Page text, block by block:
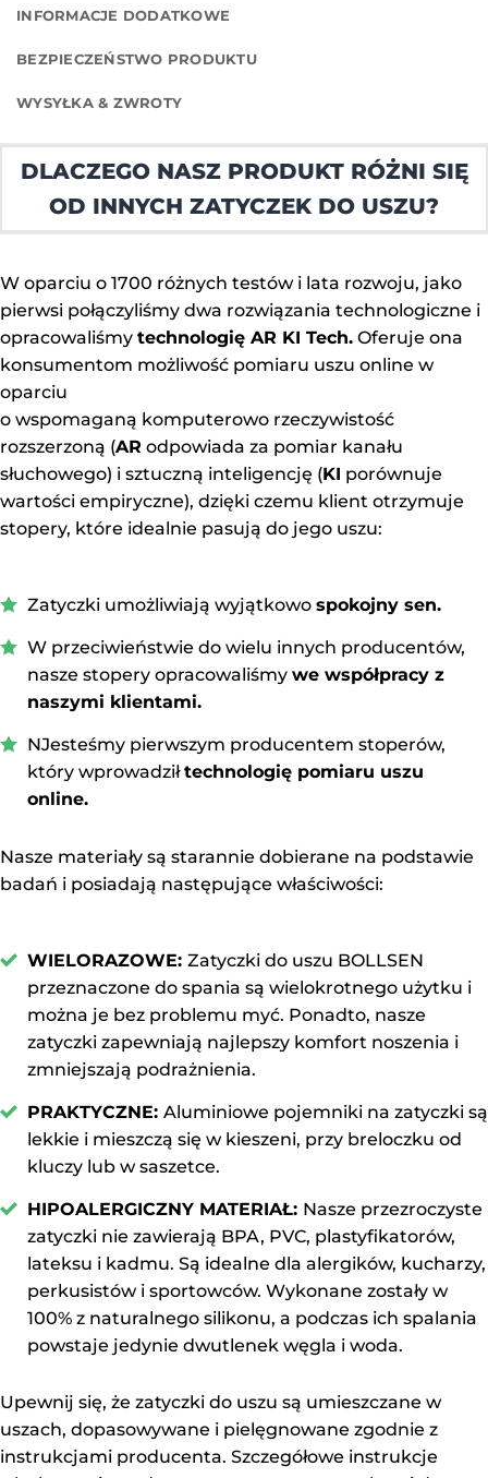
INFORMACJE DODATKOWE
BEZPIECZEŃSTWO PRODUKTU
WYSYŁKA & ZWROTY
DLACZEGO NASZ PRODUKT RÓŻNI SIĘ
OD INNYCH ZATYCZEK DO USZU?
W oparciu o 1700 różnych testów i lata rozwoju, jako
pierwsi połączyliśmy dwa rozwiązania technologiczne i
opracowaliśmy technologię AR KI Tech. Oferuje ona
konsumentom możliwość pomiaru uszu online w
oparciu
o wspomaganą komputerowo rzeczywistość
rozszerzoną (AR odpowiada za pomiar kanału
słuchowego) i sztuczną inteligencję (KI porównuje
wartości empiryczne), dzięki czemu klient otrzymuje
stopery, które idealnie pasują do jego uszu:
Zatyczki umożliwiają wyjątkowo spokojny sen.
W przeciwieństwie do wielu innych producentów,
nasze stopery opracowaliśmy we współpracy z
naszymi klientami.
NJesteśmy pierwszym producentem stoperów,
który wprowadziłtechnologię pomiaru uszu
online.
Nasze materiały są starannie dobierane na podstawie
badań i posiadają następujące właściwości:
WIELORAZOWE: Zatyczki do uszu BOLLSEN
przeznaczone do spania są wielokrotnego użytku i
można je bez problemu myć. Ponadto, nasze
zatyczki zapewniają najlepszy komfort noszenia i
zmniejszają podrażnienia.
PRAKTYCZNE: Aluminiowe pojemniki na zatyczki są
lekkie i mieszczą się w kieszeni, przy breloczku od
kluczy lub w saszetce.
HIPOALERGICZNY MATERIAŁ: Nasze przezroczyste
zatyczki nie zawierają BPA, PVC, plastyfikatorów,
lateksu i kadmu. Są idealne dla alergików, kucharzy,
perkusistów i sportowców. Wykonane zostały w
100% z naturalnego silikonu, a podczas ich spalania
powstaje jedynie dwutlenek węgla i woda.
Upewnij się, że zatyczki do uszu są umieszczane w
uszach, dopasowywane i pielęgnowane zgodnie z
instrukcjami producenta. Szczegółowe instrukcje